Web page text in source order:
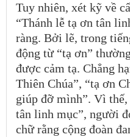
Tuy nhiên, xét kỹ về
“Thánh lễ tạ ơn tân
ràng. Bởi lẽ, trong
động từ “tạ ơn”
được cảm tạ. Chẳng
Thiên Chúa”, “tạ ơn
giúp đỡ mình”. Vì
tân linh mục”, người
chữ rằng cộng đoàn